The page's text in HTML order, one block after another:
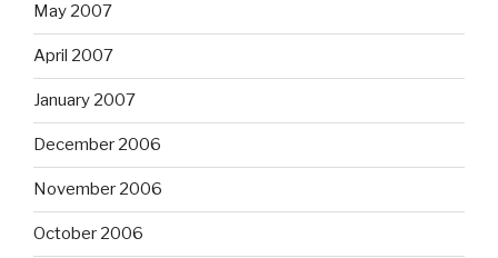
May 2007
April 2007
January 2007
December 2006
November 2006
October 2006